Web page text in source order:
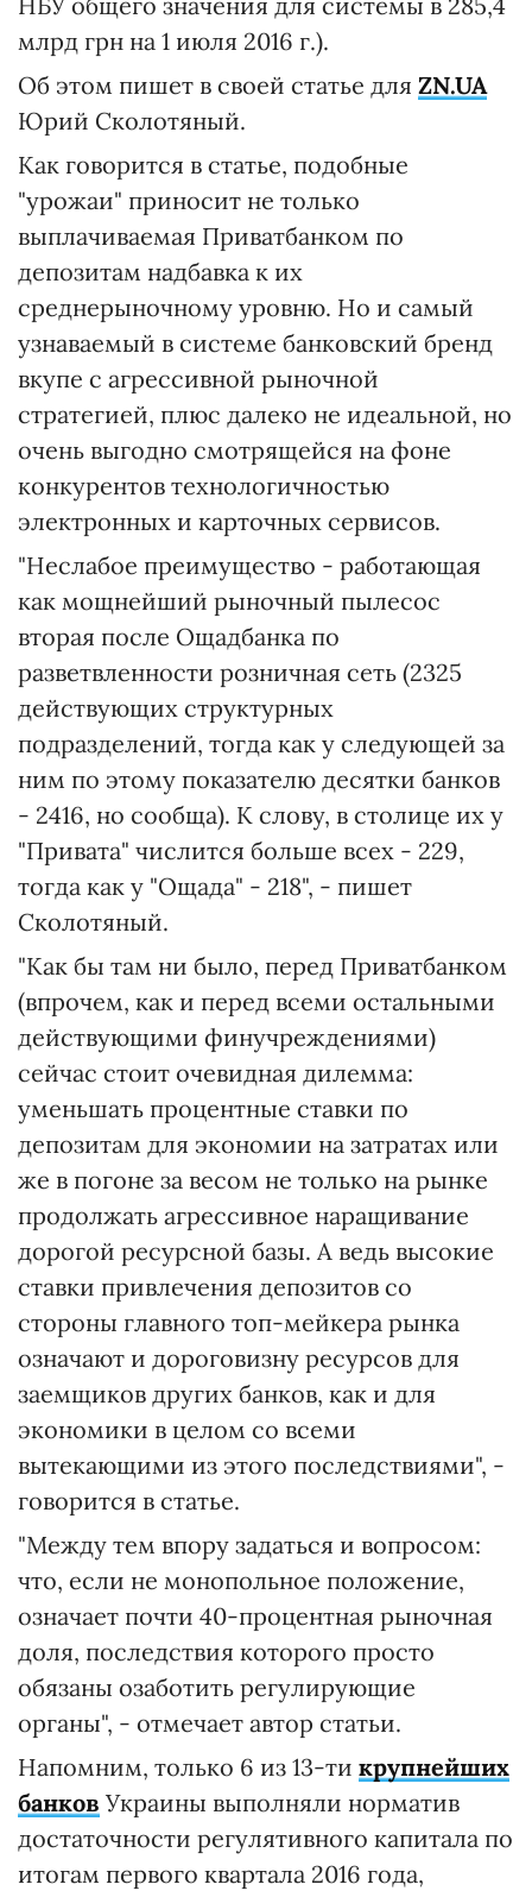
млрд грн на 1 июля 2016 г.).
Об этом пишет в своей статье для ZN.UA
Юрий Сколотяный.
Как говорится в статье, подобные
"урожаи" приносит не только
выплачиваемая Приватбанком по
депозитам надбавка к их
среднерыночному уровню. Но и самый
узнаваемый в системе банковский бренд
вкупе с агрессивной рыночной
стратегией, плюс далеко не идеальной, но
очень выгодно смотрящейся на фоне
конкурентов технологичностью
электронных и карточных сервисов.
"Неслабое преимущество - работающая
как мощнейший рыночный пылесос
вторая после Ощадбанка по
разветвленности розничная сеть (2325
действующих структурных
подразделений, тогда как у следующей за
ним по этому показателю десятки банков
- 2416, но сообща). К слову, в столице их у
"Привата" числится больше всех - 229,
тогда как у "Ощада" - 218", - пишет
Сколотяный.
"Как бы там ни было, перед Приватбанком
(впрочем, как и перед всеми остальными
действующими финучреждениями)
сейчас стоит очевидная дилемма:
уменьшать процентные ставки по
депозитам для экономии на затратах или
же в погоне за весом не только на рынке
продолжать агрессивное наращивание
дорогой ресурсной базы. А ведь высокие
ставки привлечения депозитов со
стороны главного топ-мейкера рынка
означают и дороговизну ресурсов для
заемщиков других банков, как и для
экономики в целом со всеми
вытекающими из этого последствиями", -
говорится в статье.
"Между тем впору задаться и вопросом:
что, если не монопольное положение,
означает почти 40-процентная рыночная
доля, последствия которого просто
обязаны озаботить регулирующие
органы", - отмечает автор статьи.
Напомним, только 6 из 13-ти крупнейших
банков Украины выполняли норматив
достаточности регулятивного капитала по
итогам первого квартала 2016 года,